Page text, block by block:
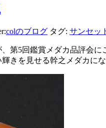
colのブログ タグ: サンセッ
第5回鑑賞メダカ品評会
輝きを見せる幹之メダカに